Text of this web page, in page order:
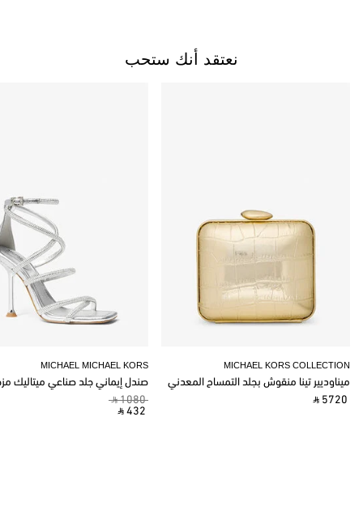
نعتقد أنك ستحب
MICHAEL MICHAEL KORS
صندل إيماني جلد صناعي ميتاليك
‎ ⃁ 1080 ‎
‎ ⃁ 432 ‎
MICHAEL KORS COLLECTION
ميناوديير تينا منقوش بجلد التمساح المعدني
‎ ⃁ 5720 ‎